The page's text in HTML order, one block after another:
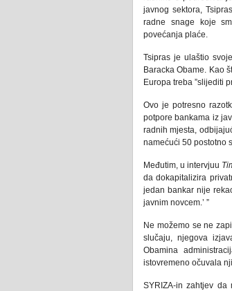
javnog sektora,
radne snage koje
povećanja plaće.
Tsipras je ulaštio
Baracka Obame. Kao
Europa treba ”slijediti
Ovo je potresno
potpore bankama iz
radnih mjesta,
namećući 50 postotno
Međutim, u intervjuu
da dokapitalizira
jedan bankar nije
javnim novcem.’ ”
Ne možemo se ne
slučaju, njegova
Obamina
istovremeno očuvala
SYRIZA-in zahtjev